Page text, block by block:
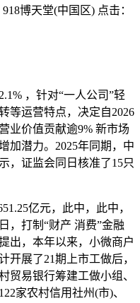
918博天堂(中国区) 点击：
，针对“一人公司”轻
等运营特点，决定自2026
业价值贡献逾9% 新市场
加潜力。2025年同期，中
，证监会同日核准了15只
亿元，此中，此中，
，打制“财产 消费”金融
出，本年以来，小微商户
开展了21期上市工做后，
贸易银行筹建工做小组、
家农村信用社州(市)、